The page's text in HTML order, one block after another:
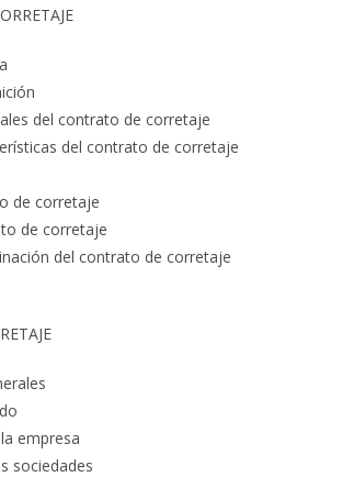
del contrato de corretaje
del contrato de corretaje
de corretaje
de corretaje
del contrato de corretaje
empresa
sociedades